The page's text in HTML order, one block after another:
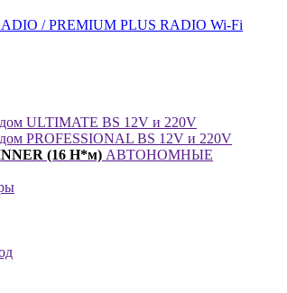
/ PREMIUM PLUS RADIO Wi-Fi
ULTIMATE BS 12V и 220V
PROFESSIONAL BS 12V и 220V
(16 Н*м) АВТОНОМНЫЕ